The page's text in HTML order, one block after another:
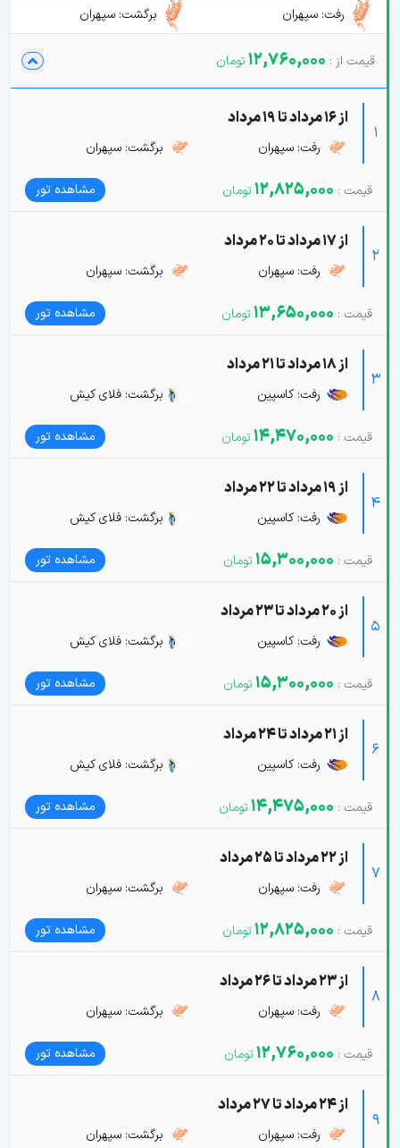
رفت: سپهران
برگشت: سپهران
12,760,000
1
از 16 مرداد تا 19 مرداد
رفت: سپهران برگشت: سپهران
12,825,000 مشاهده تور
2
از 17 مرداد تا 20 مرداد
رفت: سپهران برگشت: سپهران
13,650,000 مشاهده تور
3
از 18 مرداد تا 21 مرداد
رفت: کاسپین برگشت: فلای کیش
14,470,000 مشاهده تور
4
از 19 مرداد تا 22 مرداد
رفت: کاسپین برگشت: فلای کیش
15,300,000 مشاهده تور
5
از 20 مرداد تا 23 مرداد
رفت: کاسپین برگشت: فلای کیش
15,300,000 مشاهده تور
6
از 21 مرداد تا 24 مرداد
رفت: کاسپین برگشت: فلای کیش
14,475,000 مشاهده تور
7
از 22 مرداد تا 25 مرداد
رفت: سپهران برگشت: سپهران
12,825,000 مشاهده تور
8
از 23 مرداد تا 26 مرداد
رفت: سپهران برگشت: سپهران
12,760,000 مشاهده تور
9
از 24 مرداد تا 27 مرداد
رفت: سپهران برگشت: سپهران